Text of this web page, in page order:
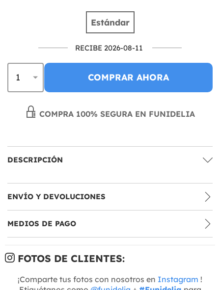
Estándar
RECIBE 2026-08-11
COMPRAR AHORA
COMPRA 100% SEGURA EN FUNIDELIA
DESCRIPCIÓN
ENVÍO Y DEVOLUCIONES
MEDIOS DE PAGO
FOTOS DE CLIENTES:
¡Comparte tus fotos con nosotros en Instagram !